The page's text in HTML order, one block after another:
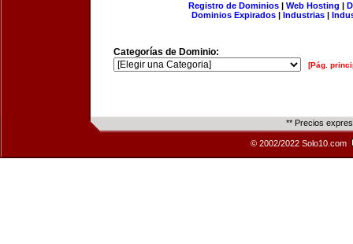
Registro de Dominios| Web Hosting |
Dominios Expirados | Industrias |
Categorías de Dominio:
[Pág.
** Precios
© 2002/2022 Solo10.com